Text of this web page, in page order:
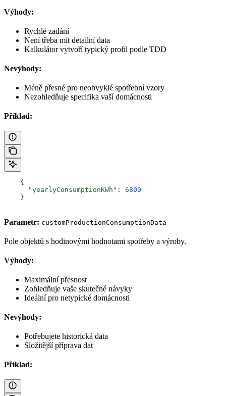
Výhody:
Rychlé zadání
Není třeba mít detailní data
Kalkulátor vytvoří typický profil podle TDD
Nevýhody:
Méně přesné pro neobvyklé spotřební vzory
Nezohledňuje specifika vaší domácnosti
Příklad:
    {
      "yearlyConsumptionKWh"
: 6800
    }
Parametr: customProductionConsumptionData
Pole objektů s hodinovými hodnotami spotřeby a výroby.
Výhody:
Maximální přesnost
Zohledňuje vaše skutečné návyky
Ideální pro netypické domácnosti
Nevýhody:
Potřebujete historická data
Složitější příprava dat
Příklad: